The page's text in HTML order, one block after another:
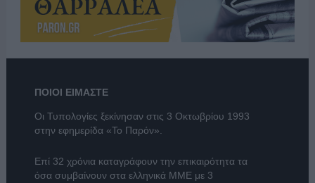
ΠΟΙΟΙ ΕΙΜΑΣΤΕ
Οι Τυπολογίες ξεκίνησαν στις 3 Οκτωβρίου 1993
στην εφημερίδα «Το Παρόν».
Επί 32 χρόνια καταγράφουν την επικαιρότητα τα
όσα συμβαίνουν στα ελληνικά ΜΜΕ με 3